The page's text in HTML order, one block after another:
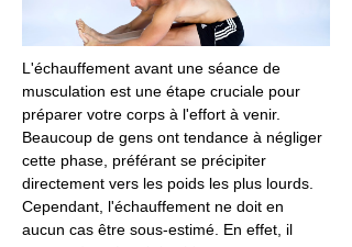
L'échauffement avant une séance de
musculation est une étape cruciale pour
préparer votre corps à l'effort à venir.
Beaucoup de gens ont tendance à négliger
cette phase, préférant se précipiter
directement vers les poids les plus lourds.
Cependant, l'échauffement ne doit en
aucun cas être sous-estimé. En effet, il